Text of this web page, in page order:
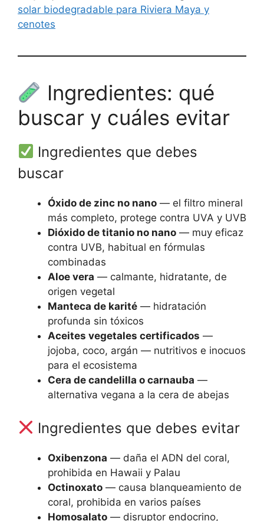
solar biodegradable para Riviera Maya y
cenotes
Ingredientes: qué
buscar y cuáles evitar
Ingredientes que debes
buscar
Óxido de zinc no nano — el filtro mineral
más completo, protege contra UVA y UVB
Dióxido de titanio no nano — muy eficaz
contra UVB, habitual en fórmulas
combinadas
Aloe vera — calmante, hidratante, de
origen vegetal
Manteca de karité — hidratación
profunda sin tóxicos
Aceites vegetales certificados —
jojoba, coco, argán — nutritivos e inocuos
para el ecosistema
Cera de candelilla o carnauba —
alternativa vegana a la cera de abejas
Ingredientes que debes evitar
Oxibenzona — daña el ADN del coral,
prohibida en Hawaii y Palau
Octinoxato — causa blanqueamiento de
coral, prohibida en varios países
Homosalato — disruptor endocrino,